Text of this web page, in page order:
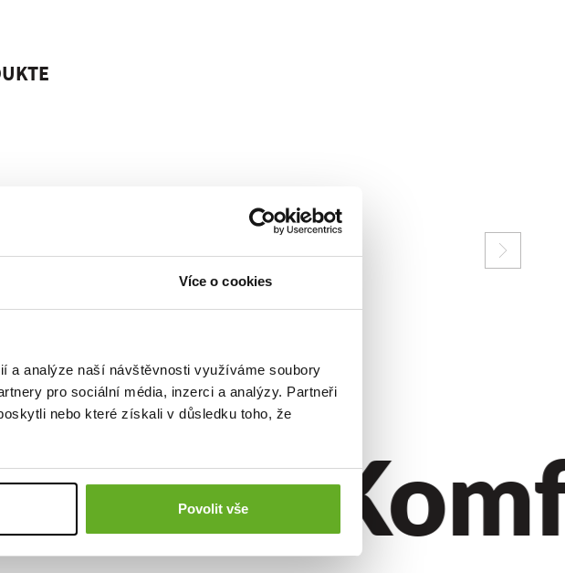
Více o cookies
a analýze naší návštěvnosti využíváme soubory
pro sociální média, inzerci a analýzy. Partneři
nebo které získali v důsledku toho, že
Povolit vše
Stil.